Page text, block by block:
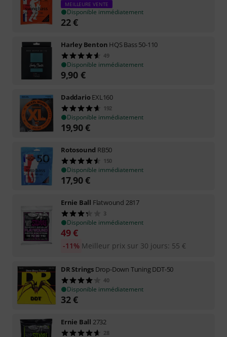
MEILLEURE VENTE
Disponible immédiatement
22€
Harley Benton HQS Bass 50-110
49
Disponible immédiatement
9,90 €
DaddarioEXL160
192
Disponible immédiatement
19,90€
Rotosound RB50
150
Disponible immédiatement
17,90€
Ernie Ball Flatwound 2817
3
Disponible immédiatement
49€
Meilleur prix sur 30 jours: 55 €
-11%
DR Strings Drop-Down Tuning DDT-50
40
Disponible immédiatement
32€
Ernie Ball 2732
28